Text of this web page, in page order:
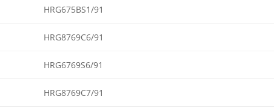
HRG675BS1/91
HRG8769C6/91
HRG6769S6/91
HRG8769C7/91